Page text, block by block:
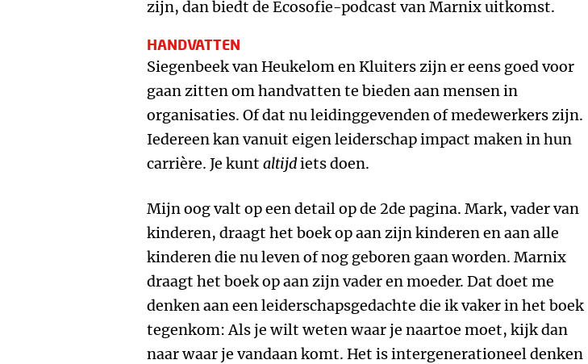
zijn, dan biedt de Ecosofie-podcast van Marnix uitkomst.
HANDVATTEN
Siegenbeek van Heukelom en Kluiters zijn er eens goed voor
gaan zitten om handvatten te bieden aan mensen in
organisaties. Of dat nu leidinggevenden of medewerkers zijn.
Iedereen kan vanuit eigen leiderschap impact maken in hun
carrière. Je kunt altijdiets doen.
Mijn oog valt op een detail op de 2de pagina. Mark, vader van
kinderen, draagt het boek op aan zijn kinderen en aan alle
kinderen die nu leven of nog geboren gaan worden. Marnix
draagt het boek op aan zijn vader en moeder. Dat doet me
denken aan een leiderschapsgedachte die ik vaker in het boek
tegenkom: Als je wilt weten waar je naartoe moet, kijk dan
naar waar je vandaan komt. Het is intergenerationeel denken